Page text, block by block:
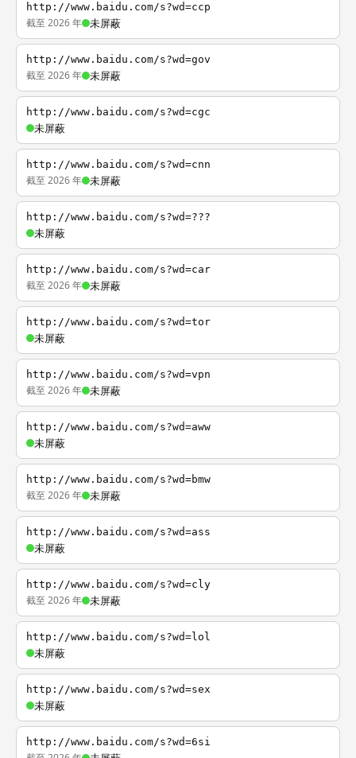
http://www.baidu.com/s?wd=ccp
截至 2026 年 未屏蔽
http://www.baidu.com/s?wd=gov
截至 2026 年 未屏蔽
http://www.baidu.com/s?wd=cgc
未屏蔽
http://www.baidu.com/s?wd=cnn
截至 2026 年 未屏蔽
http://www.baidu.com/s?wd=???
未屏蔽
http://www.baidu.com/s?wd=car
截至 2026 年 未屏蔽
http://www.baidu.com/s?wd=tor
未屏蔽
http://www.baidu.com/s?wd=vpn
截至 2026 年 未屏蔽
http://www.baidu.com/s?wd=aww
未屏蔽
http://www.baidu.com/s?wd=bmw
截至 2026 年 未屏蔽
http://www.baidu.com/s?wd=ass
未屏蔽
http://www.baidu.com/s?wd=cly
截至 2026 年 未屏蔽
http://www.baidu.com/s?wd=lol
未屏蔽
http://www.baidu.com/s?wd=sex
未屏蔽
http://www.baidu.com/s?wd=6si